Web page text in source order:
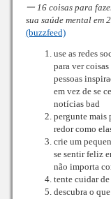
一 16 coisas para
sua saúde mental em
(buzzfeed)
use as redes
para ver coisas
pessoas
em vez de se
notícias bad
pergunte mais
redor como
crie um
se sentir feliz
não importa
tente cuidar
descubra o